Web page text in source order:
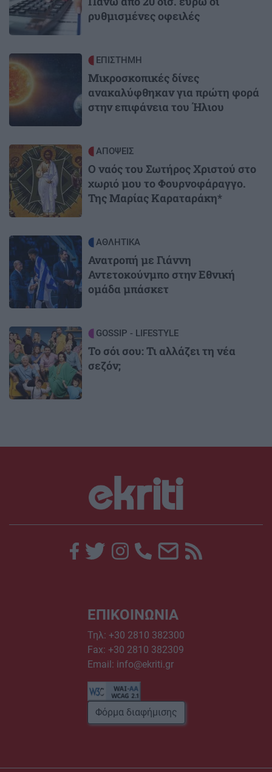
ρυθμισμένες οφειλές
Image ΕΠΙΣΤΗΜΗ
Μικροσκοπικές δίνες
ανακαλύφθηκαν για πρώτη φορά
στην επιφάνεια του Ήλιου
Image ΑΠΟΨΕΙΣ
Ο ναός του Σωτήρος Χριστού στο
χωριό μου το Φουρνοφάραγγο.
Της Μαρίας Καραταράκη*
Image ΑΘΛΗΤΙΚΑ
Ανατροπή με Γιάννη
Αντετοκούνμπο στην Εθνική
ομάδα μπάσκετ
Image GOSSIP - LIFESTYLE
Το σόι σου: Τι αλλάζει τη νέα
σεζόν;
ΕΠΙΚΟΙΝΩΝΙΑ
Τηλ: +30 2810 382300
Fax: +30 2810 382309
Email: info@ekriti.gr
Φόρμα διαφήμισης